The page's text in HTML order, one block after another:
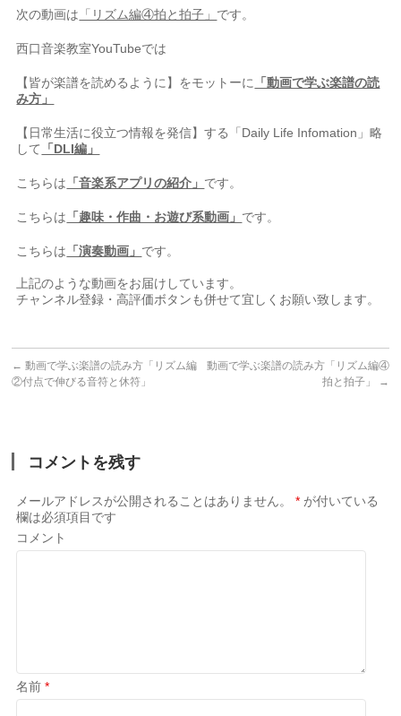
次の動画は 「リズム編④拍と拍子」 です。
西口音楽教室YouTubeでは⠀
【皆が楽譜を読めるように】をモットーに
「動画で学ぶ楽譜の読
み方」
【日常生活に役立つ情報を発信】する「Daily Life Infomation」略
して
「DLI編」
こちらは 「音楽系アプリの紹介」 です。
こちらは 「趣味・作曲・お遊び系動画」 です。
こちらは 「演奏動画」 です。
上記のような動画をお届けしています。⠀
チャンネル登録・高評価ボタンも併せて宜しくお願い致します。
← 動画で学ぶ楽譜の読み方「リズム編
②付点で伸びる音符と休符」
動画で学ぶ楽譜の読み方「リズム編④
拍と拍子」
→
コメントを残す
メールアドレスが公開されることはありません。 * が付いている
欄は必須項目です
コメント
名前*